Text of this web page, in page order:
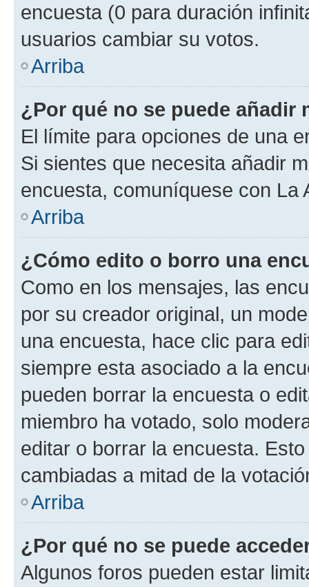
encuesta (0 para duración
usuarios cambiar su votos.
Arriba
¿Por qué no se puede añadir
El límite para opciones de una
Si sientes que necesita añadir
encuesta, comuníquese con La
Arriba
¿Cómo edito o borro una
Como en los mensajes, las
por su creador original, un
una encuesta, hace clic para
siempre esta asociado a la
pueden borrar la encuesta o
miembro ha votado, solo
editar o borrar la encuesta.
cambiadas a mitad de la
Arriba
¿Por qué no se puede
Algunos foros pueden estar